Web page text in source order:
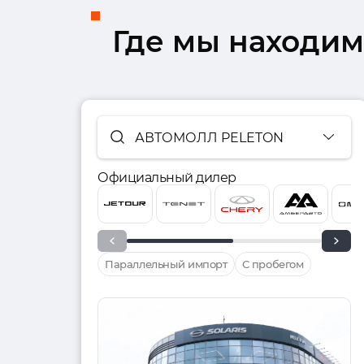
Где мы
АВТОМОЛЛ PELETON
Официальный дилер
Параллельный импорт С пробегом